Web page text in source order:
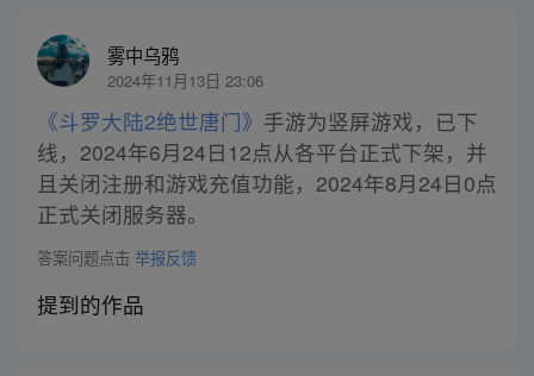
雾中乌鸦
2024年11月13日 23:06
《斗罗大陆2绝世唐门》 手游为竖屏游戏，已下
线，2024年6月24日12点从各平台正式下架，并
且关闭注册和游戏充值功能，2024年8月24日0点
正式关闭服务器。
答案问题点击 举报反馈
提到的作品